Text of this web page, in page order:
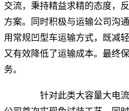
交流，秉持精益求精的态度，
方案。同时积极与运输公司沟
用常规凹型车运输方式，既减
又有效降低了运输成本。最终
务。
针对此类大容量大电流